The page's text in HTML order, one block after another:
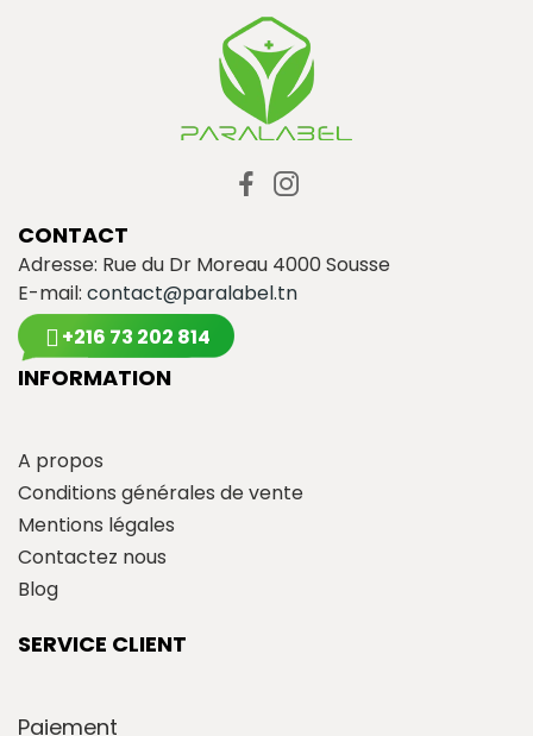
CONTACT
Adresse: Rue du Dr Moreau 4000 Sousse
E-mail: contact@paralabel.tn
+216 73 202 814
INFORMATION
A propos
Conditions générales de vente
Mentions légales
Contactez nous
Blog
SERVICE CLIENT
Paiement